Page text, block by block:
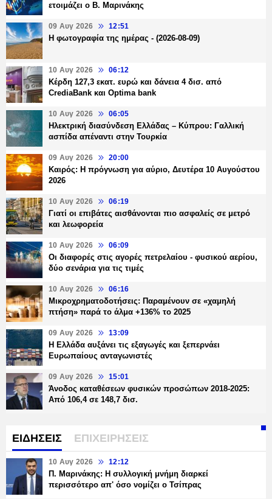
ετοιμάζει ο Β. Μαρινάκης
09 Αυγ 2026 12:51
Η φωτογραφία της ημέρας - (2026-08-09)
10 Αυγ 2026 06:12
Κέρδη 127,3 εκατ. ευρώ και δάνεια 4 δισ. από
CrediaBank και Optima bank
10 Αυγ 2026 06:05
Ηλεκτρική διασύνδεση Ελλάδας – Κύπρου: Γαλλική
ασπίδα απέναντι στην Τουρκία
09 Αυγ 2026 20:00
Καιρός: Η πρόγνωση για αύριο, Δευτέρα 10 Αυγούστου
2026
10 Αυγ 2026 06:19
Γιατί οι επιβάτες αισθάνονται πιο ασφαλείς σε μετρό
και λεωφορεία
10 Αυγ 2026 06:09
Οι διαφορές στις αγορές πετρελαίου - φυσικού αερίου,
δύο σενάρια για τις τιμές
10 Αυγ 2026 06:16
Μικροχρηματοδοτήσεις: Παραμένουν σε «χαμηλή
πτήση» παρά το άλμα +136% το 2025
09 Αυγ 2026 13:09
Η Ελλάδα αυξάνει τις εξαγωγές και ξεπερνάει
Ευρωπαίους ανταγωνιστές
09 Αυγ 2026 15:01
Άνοδος καταθέσεων φυσικών προσώπων 2018-2025:
Από 106,4 σε 148,7 δισ.
ΕΙΔΗΣΕΙΣ ΕΠΙΧΕΙΡΗΣΕΙΣ
10 Αυγ 2026 12:12
Π. Μαρινάκης: Η συλλογική μνήμη διαρκεί
περισσότερο απ' όσο νομίζει ο Τσίπρας